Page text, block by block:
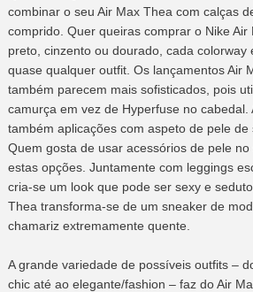
combinar o seu Air Max Thea com calças
comprido. Quer queiras comprar o Nike Air
preto, cinzento ou dourado, cada colorway
quase qualquer outfit. Os lançamentos Air
também parecem mais sofisticados, pois
camurça em vez de Hyperfuse no cabedal.
também aplicações com aspeto de pele de
Quem gosta de usar acessórios de pele
estas opções. Juntamente com leggings
cria-se um look que pode ser sexy e
Thea transforma-se de um sneaker de
chamariz extremamente quente.
A grande variedade de possíveis outfits –
chic até ao elegante/fashion – faz do Air